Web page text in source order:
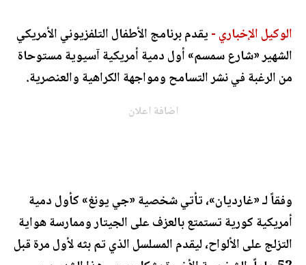
الوكيل الإخباري -يقدم برنامج الأطفال التلفزيوني الأمريكي
الشهير «شارع سمسم» أول دمية أمريكية آسيوية مستوحاة
من الرغبة في نشر التسامح ومواجهة الكراهية والعنصرية.
اضافة اعلان
وفقاً لـ «غارديان»، تأتي شخصية «جي يونغ» كأول دمية
أمريكية كورية تستمتع بالعزف على الجيتار وممارسة هواية
التزلج على الألواح، ليقدم المسلسل الذي تم بثه لأول مرة قبل